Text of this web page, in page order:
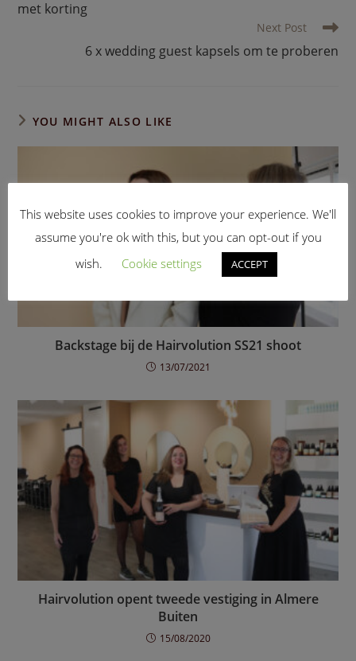
met korting
Next Post
6 x wedding guest kapsels om te proberen
YOU MIGHT ALSO LIKE
Backstage bij de Hairvolution SS21 shoot
13/07/2021
Hairvolution opent tweede vestiging in Almere
Buiten
15/08/2020
This website uses cookies to improve your experience. We'll
assume you're ok with this, but you can opt-out if you
wish.
Cookie settings ACCEPT